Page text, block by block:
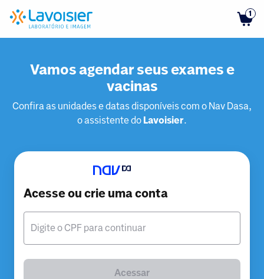
1
Vamos agendar seus exames e
vacinas
Confira as unidades e datas disponíveis com o Nav Dasa,
o assistente do Lavoisier.
Acesse ou crie uma conta
Digite o CPF para continuar
Acessar